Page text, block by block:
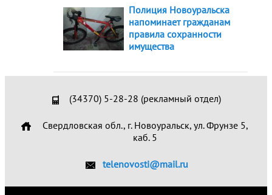
Полиция Новоуральска
напоминает гражданам
правила сохранности
имущества
(34370) 5-28-28 (рекламный отдел)
Свердловская обл., г. Новоуральск, ул. Фрунзе 5,
каб. 5
telenovosti@mail.ru